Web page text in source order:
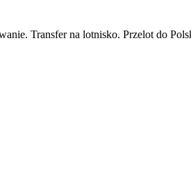
Transfer na lotnisko. Przelot do